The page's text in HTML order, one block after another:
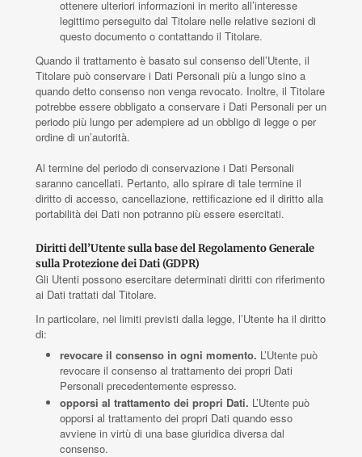
ottenere ulteriori informazioni in merito all’interesse
legittimo perseguito dal Titolare nelle relative sezioni di
questo documento o contattando il Titolare.
Quando il trattamento è basato sul consenso dell’Utente, il
Titolare può conservare i Dati Personali più a lungo sino a
quando detto consenso non venga revocato. Inoltre, il Titolare
potrebbe essere obbligato a conservare i Dati Personali per un
periodo più lungo per adempiere ad un obbligo di legge o per
ordine di un’autorità.
Al termine del periodo di conservazione i Dati Personali
saranno cancellati. Pertanto, allo spirare di tale termine il
diritto di accesso, cancellazione, rettificazione ed il diritto alla
portabilità dei Dati non potranno più essere esercitati.
Diritti dell’Utente sulla base del Regolamento Generale
sulla Protezione dei Dati (GDPR)
Gli Utenti possono esercitare determinati diritti con riferimento
ai Dati trattati dal Titolare.
In particolare, nei limiti previsti dalla legge, l’Utente ha il diritto
di:
revocare il consenso in ogni momento. L’Utente può
revocare il consenso al trattamento dei propri Dati
Personali precedentemente espresso.
opporsi al trattamento dei propri Dati. L’Utente può
opporsi al trattamento dei propri Dati quando esso
avviene in virtù di una base giuridica diversa dal
consenso.